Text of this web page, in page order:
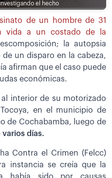
el hecho
de un hombre de 31
vida a un costado de la
la autopsia
un disparo en la cabeza,
afirman que el caso puede
económicas.
interior de su motorizado
en el municipio de
de Cochabamba, luego de
varios días.
Contra el Crimen (Felcc)
instancia se creía que la